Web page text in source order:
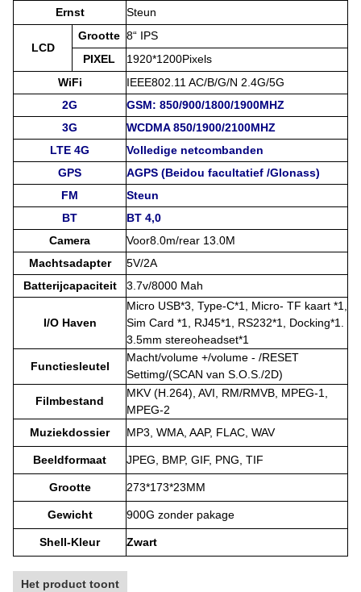
Ernst Steun
LCD
Grootte 8“ IPS
PIXEL
1920*1200Pixels
WiFi
IEEE802.11 AC/B/G/N 2.4G/5G
2G
GSM: 850/900/1800/1900MHZ
3G
WCDMA 850/1900/2100MHZ
LTE 4G
Volledige netcombanden
GPS
AGPS (Beidou facultatief /Glonass)
FM
Steun
BT
BT 4,0
Camera
Voor8.0m/rear 13.0M
Machtsadapter
5V/2A
Batterijcapaciteit
3.7v/8000 Mah
I/O Haven
Micro USB*3, Type-C*1, Micro- TF kaart *1,
Sim Card *1, RJ45*1, RS232*1, Docking*1.
3.5mm stereoheadset*1
Functiesleutel
Macht/volume +/volume - /RESET
Settimg/(SCAN van S.O.S./2D)
Filmbestand
MKV (H.264), AVI, RM/RMVB, MPEG-1,
MPEG-2
Muziekdossier
MP3, WMA, AAP, FLAC, WAV
Beeldformaat JPEG, BMP, GIF, PNG, TIF
Grootte 273*173*23MM
Gewicht 900G zonder pakage
Shell-Kleur Zwart
Het product toont